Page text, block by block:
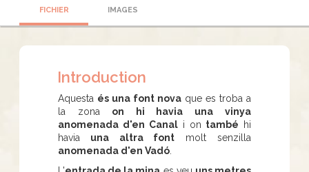
FICHIER IMAGES
Introduction
Aquesta és una font nova que es troba a
la zona on hi havia una vinya
anomenada d'en Canal i on també hi
havia una altra font molt senzilla
anomenada d'en Vadó